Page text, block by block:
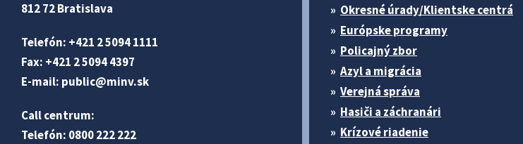
812 72 Bratislava
Telefón: +421 2 5094 1111
Fax: +421 2 5094 4397
E-mail: public@minv.sk
Call centrum:
Telefón: 0800 222 222
Okresné úrady/Klientske centrá
Európske programy
Policajný zbor
Azyl a migrácia
Verejná správa
Hasiči a záchranári
Krízové riadenie